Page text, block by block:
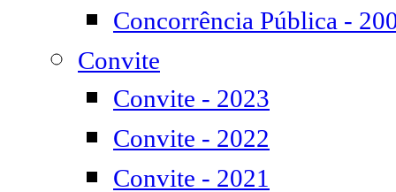
Concorrência Pública -
Convite
Convite - 2023
Convite - 2022
Convite - 2021